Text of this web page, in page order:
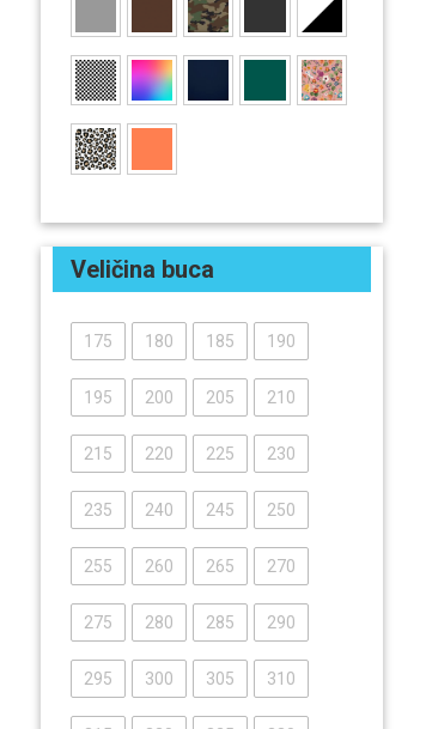
Veličina buca
175 180 185 190
195 200 205 210
215 220 225 230
235 240 245 250
255 260 265 270
275 280 285 290
295 300 305 310